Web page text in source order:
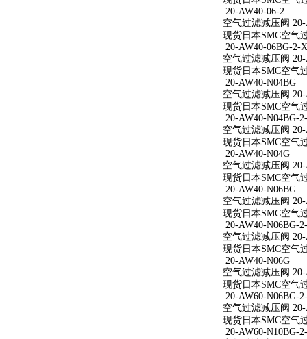
20-AW40-06-2
空气过滤减压阀
现货日本SMC空气
20-AW40-06BG-2-
空气过滤减压阀
现货日本SMC空气
20-AW40-N04BG
空气过滤减压阀
现货日本SMC空气
20-AW40-N04BG-
空气过滤减压阀
现货日本SMC空气
20-AW40-N04G
空气过滤减压阀
现货日本SMC空气
20-AW40-N06BG
空气过滤减压阀
现货日本SMC空气
20-AW40-N06BG-
空气过滤减压阀
现货日本SMC空气
20-AW40-N06G
空气过滤减压阀
现货日本SMC空气
20-AW60-N06BG-
空气过滤减压阀
现货日本SMC空气
20-AW60-N10BG-